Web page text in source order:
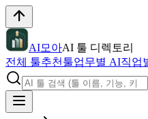
AI모아AI 툴 디렉토리
전체 툴추천툴업무별 AI직업